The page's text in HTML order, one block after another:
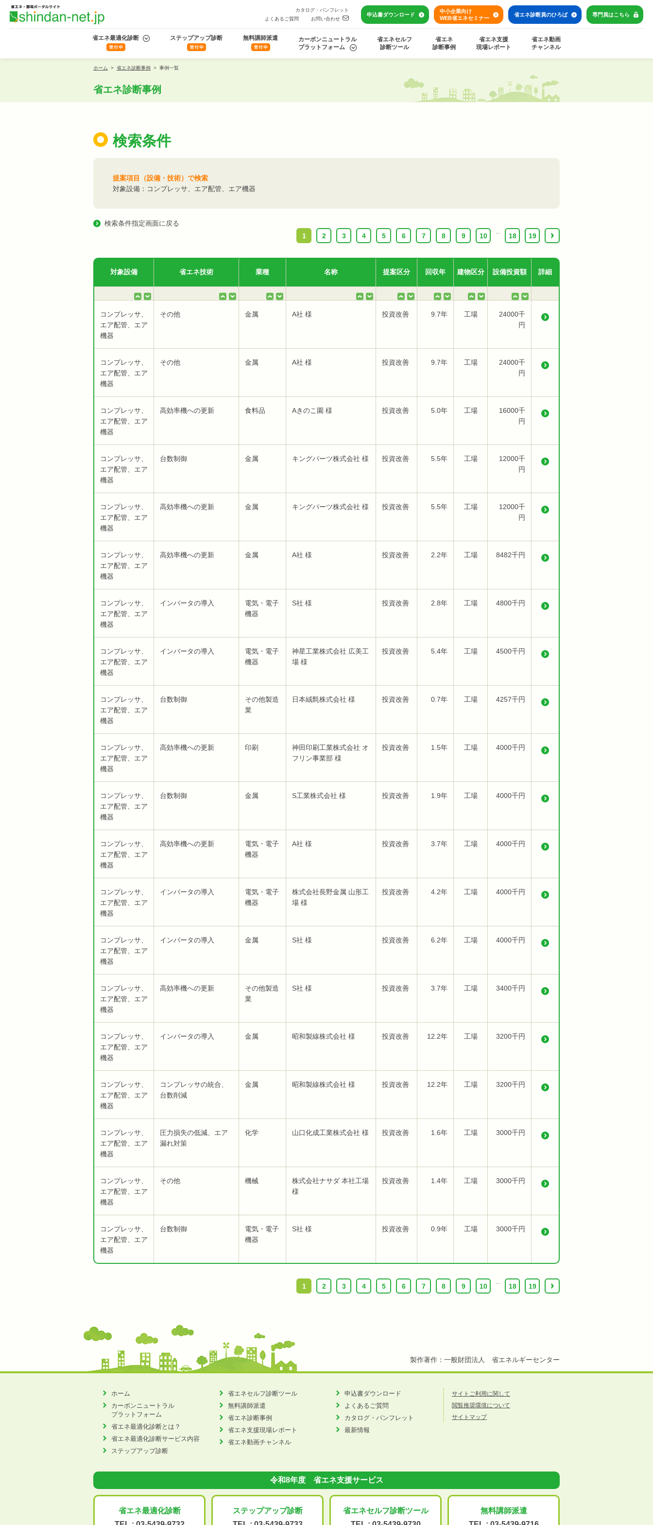
カタログ・パンフレット
よくあるご質問
お問い合わせ
申込書ダウンロード
中小企業向け
WEB省エネセミナー
省エネ診断員のひろば 専門員はこちら
省エネ最適化診断 ステップアップ診断 無料講師派遣
カーボンニュートラル
プラットフォーム
省エネセルフ
診断ツール
省エネ
診断事例
省エネ支援
現場レポート
省エネ動画
チャンネル
ホーム > 省エネ診断事例 > 事例一覧
省エネ診断事例
検索条件
提案項目（設備・技術）で検索
対象設備：コンプレッサ、エア配管、エア機器
検索条件指定画面に戻る
1
2 3 4 5 6 7 8 9 10 18 19 ›
対象設備 省エネ技術 業種 名称 提案区分 回収年 建物区分 設備投資額 詳細
コンプレッサ、
エア配管、エア
機器
その他 金属 A社 様 投資改善 9.7年 工場
24000千
円
コンプレッサ、
エア配管、エア
機器
その他 金属 A社 様 投資改善 9.7年 工場
24000千
円
コンプレッサ、
エア配管、エア
機器
高効率機への更新 食料品 Aきのこ園 様 投資改善 5.0年 工場
16000千
円
コンプレッサ、
エア配管、エア
機器
台数制御 金属 キングパーツ株式会社 様 投資改善 5.5年 工場
12000千
円
コンプレッサ、
エア配管、エア
機器
高効率機への更新 金属 キングパーツ株式会社 様 投資改善 5.5年 工場
12000千
円
コンプレッサ、
エア配管、エア
機器
高効率機への更新 金属 A社 様 投資改善 2.2年 工場 8482千円
コンプレッサ、
エア配管、エア
機器
インバータの導入
電気・電子
機器
S社 様 投資改善 2.8年 工場 4800千円
コンプレッサ、
エア配管、エア
機器
インバータの導入
電気・電子
機器
神星工業株式会社 広美工
場 様
投資改善 5.4年 工場 4500千円
コンプレッサ、
エア配管、エア
機器
台数制御
その他製造
業
日本絨氈株式会社 様 投資改善 0.7年 工場 4257千円
コンプレッサ、
エア配管、エア
機器
高効率機への更新 印刷
神田印刷工業株式会社 オ
フリン事業部 様
投資改善 1.5年 工場 4000千円
コンプレッサ、
エア配管、エア
機器
台数制御 金属 S工業株式会社 様 投資改善 1.9年 工場 4000千円
コンプレッサ、
エア配管、エア
機器
高効率機への更新
電気・電子
機器
A社 様 投資改善 3.7年 工場 4000千円
コンプレッサ、
エア配管、エア
機器
インバータの導入
電気・電子
機器
株式会社長野金属 山形工
場 様
投資改善 4.2年 工場 4000千円
コンプレッサ、
エア配管、エア
機器
インバータの導入 金属 S社 様 投資改善 6.2年 工場 4000千円
コンプレッサ、
エア配管、エア
機器
高効率機への更新
その他製造
業
S社 様 投資改善 3.7年 工場 3400千円
コンプレッサ、
エア配管、エア
機器
インバータの導入 金属 昭和製線株式会社 様 投資改善 12.2年 工場 3200千円
コンプレッサ、
エア配管、エア
機器
コンプレッサの統合、
台数削減
金属 昭和製線株式会社 様 投資改善 12.2年 工場 3200千円
コンプレッサ、
エア配管、エア
機器
圧力損失の低減、エア
漏れ対策
化学 山口化成工業株式会社 様 投資改善 1.6年 工場 3000千円
コンプレッサ、
エア配管、エア
機器
その他 機械
株式会社ナサダ 本社工場
様
投資改善 1.4年 工場 3000千円
コンプレッサ、
エア配管、エア
機器
台数制御
電気・電子
機器
S社 様 投資改善 0.9年 工場 3000千円
1 2 3 4 5 6 7 8 9 10 18 19 ›
製作著作：一般財団法人 省エネルギーセンター
ホーム
カーボンニュートラル
プラットフォーム
省エネ最適化診断とは？
省エネ最適化診断サービス内容
ステップアップ診断
省エネセルフ診断ツール
無料講師派遣
省エネ診断事例
省エネ支援現場レポート
省エネ動画チャンネル
申込書ダウンロード
よくあるご質問
カタログ・パンフレット
最新情報
サイトご利用に関して
閲覧推奨環境について
サイトマップ
令和8年度 省エネ支援サービス
省エネ最適化診断
ステップアップ診断
省エネセルフ診断ツール
無料講師派遣